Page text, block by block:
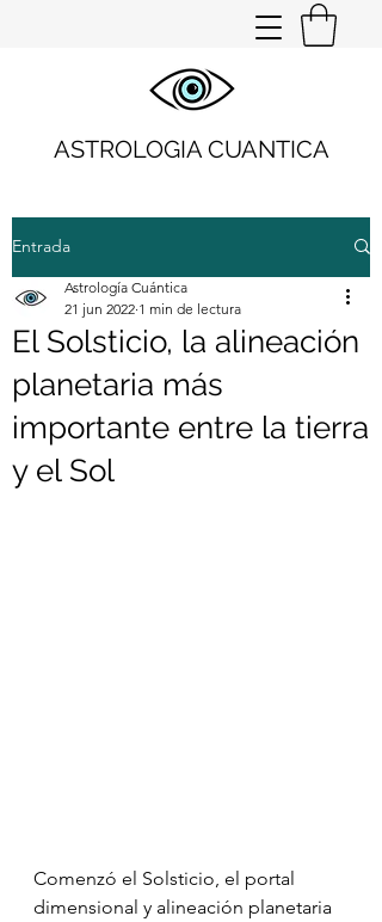
ASTROLOGIA CUANTICA
Entrada
El Solsticio, la alineación
planetaria más
importante entre la tierra
y el Sol
Astrología Cuántica
21 jun 2022 1 min de lectura
Comenzó el Solsticio, el portal
dimensional y alineación planetaria